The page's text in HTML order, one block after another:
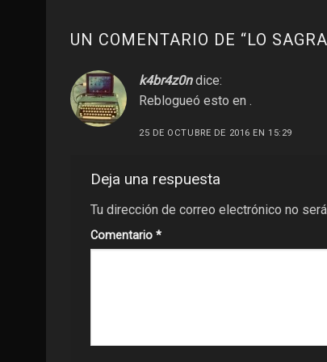
UN COMENTARIO DE “LO
k4br4z0n dice:
Reblogueó esto en .
25 DE OCTUBRE DE 2016 EN 15:29
Deja una respuesta
Tu dirección de correo electrónico no
Comentario *